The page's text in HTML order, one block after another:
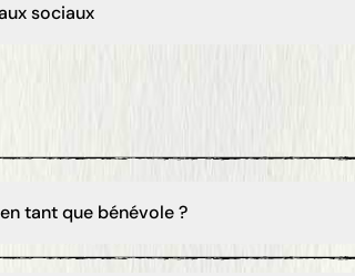
sociaux
tant que bénévole ?